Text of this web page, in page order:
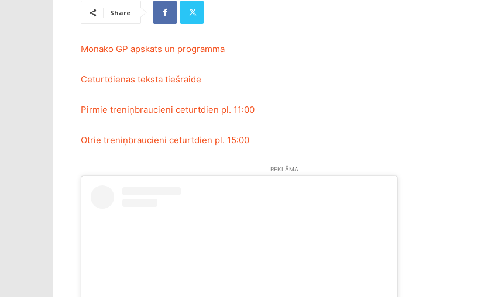
Share
Monako GP apskats un programma
Ceturtdienas teksta tiešraide
Pirmie treniņbraucieni ceturtdien pl. 11:00
Otrie treniņbraucieni ceturtdien pl. 15:00
REKLĀMA